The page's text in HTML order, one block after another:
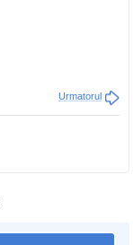
Urmatorul